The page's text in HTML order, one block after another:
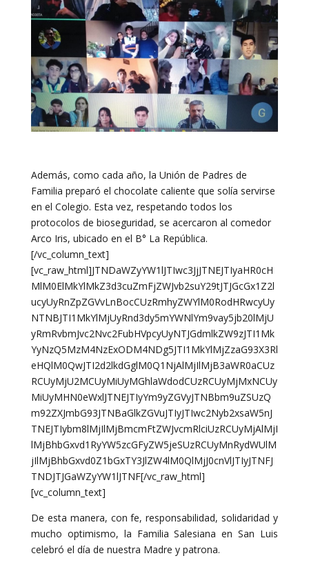
Además, como cada año, la Unión de Padres de
Familia preparó el chocolate caliente que solía servirse
en el Colegio. Esta vez, respetando todos los
protocolos de bioseguridad, se acercaron al comedor
Arco Iris, ubicado en el B° La República.
[/vc_column_text]
[vc_raw_html]JTNDaWZyYW1lJTIwc3JjJTNEJTIyaHR0cH
MlM0ElMkYlMkZ3d3cuZmFjZWJvb2suY29tJTJGcGx1Z2l
ucyUyRnZpZGVvLnBocCUzRmhyZWYlM0RodHRwcyUy
NTNBJTI1MkYlMjUyRnd3dy5mYWNlYm9vay5jb20lMjU
yRmRvbmJvc2Nvc2FubHVpcyUyNTJGdmlkZW9zJTI1Mk
YyNzQ5MzM4NzExODM4NDg5JTI1MkYlMjZzaG93X3Rl
eHQlM0QwJTI2d2lkdGglM0Q1NjAlMjIlMjB3aWR0aCUz
RCUyMjU2MCUyMiUyMGhlaWdodCUzRCUyMjMxNCUy
MiUyMHN0eWxlJTNEJTIyYm9yZGVyJTNBbm9uZSUzQ
m92ZXJmbG93JTNBaGlkZGVuJTIyJTIwc2Nyb2xsaW5nJ
TNEJTIybm8lMjIlMjBmcmFtZWJvcmRlciUzRCUyMjAlMjI
lMjBhbGxvd1RyYW5zcGFyZW5jeSUzRCUyMnRydWUlM
jIlMjBhbGxvd0Z1bGxTY3JlZW4lM0QlMjJ0cnVlJTIyJTNFJ
TNDJTJGaWZyYW1lJTNF[/vc_raw_html]
[vc_column_text]
De esta manera, con fe, responsabilidad, solidaridad y
mucho optimismo, la Familia Salesiana en San Luis
celebró el día de nuestra Madre y patrona.